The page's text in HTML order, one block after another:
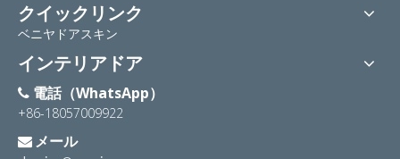
クイックリンク
ベニヤドアスキン
インテリアドア
 電話（WhatsApp）
+86-18057009922
 メール